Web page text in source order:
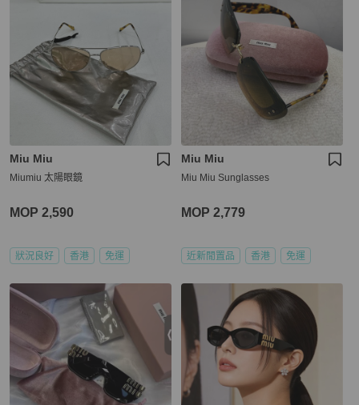
Miu Miu
Miumiu 太陽眼鏡
MOP 2,590
狀況良好 香港 免運
Miu Miu
Miu Miu Sunglasses
MOP 2,779
近新閒置品 香港 免運